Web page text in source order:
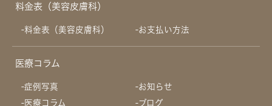
料金表（美容皮膚科）
料金表（美容皮膚科） お支払い方法
医療コラム
症例写真
お知らせ
医療コラム
ブログ